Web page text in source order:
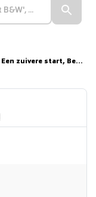
Een zuivere start, Bestuursakkoord